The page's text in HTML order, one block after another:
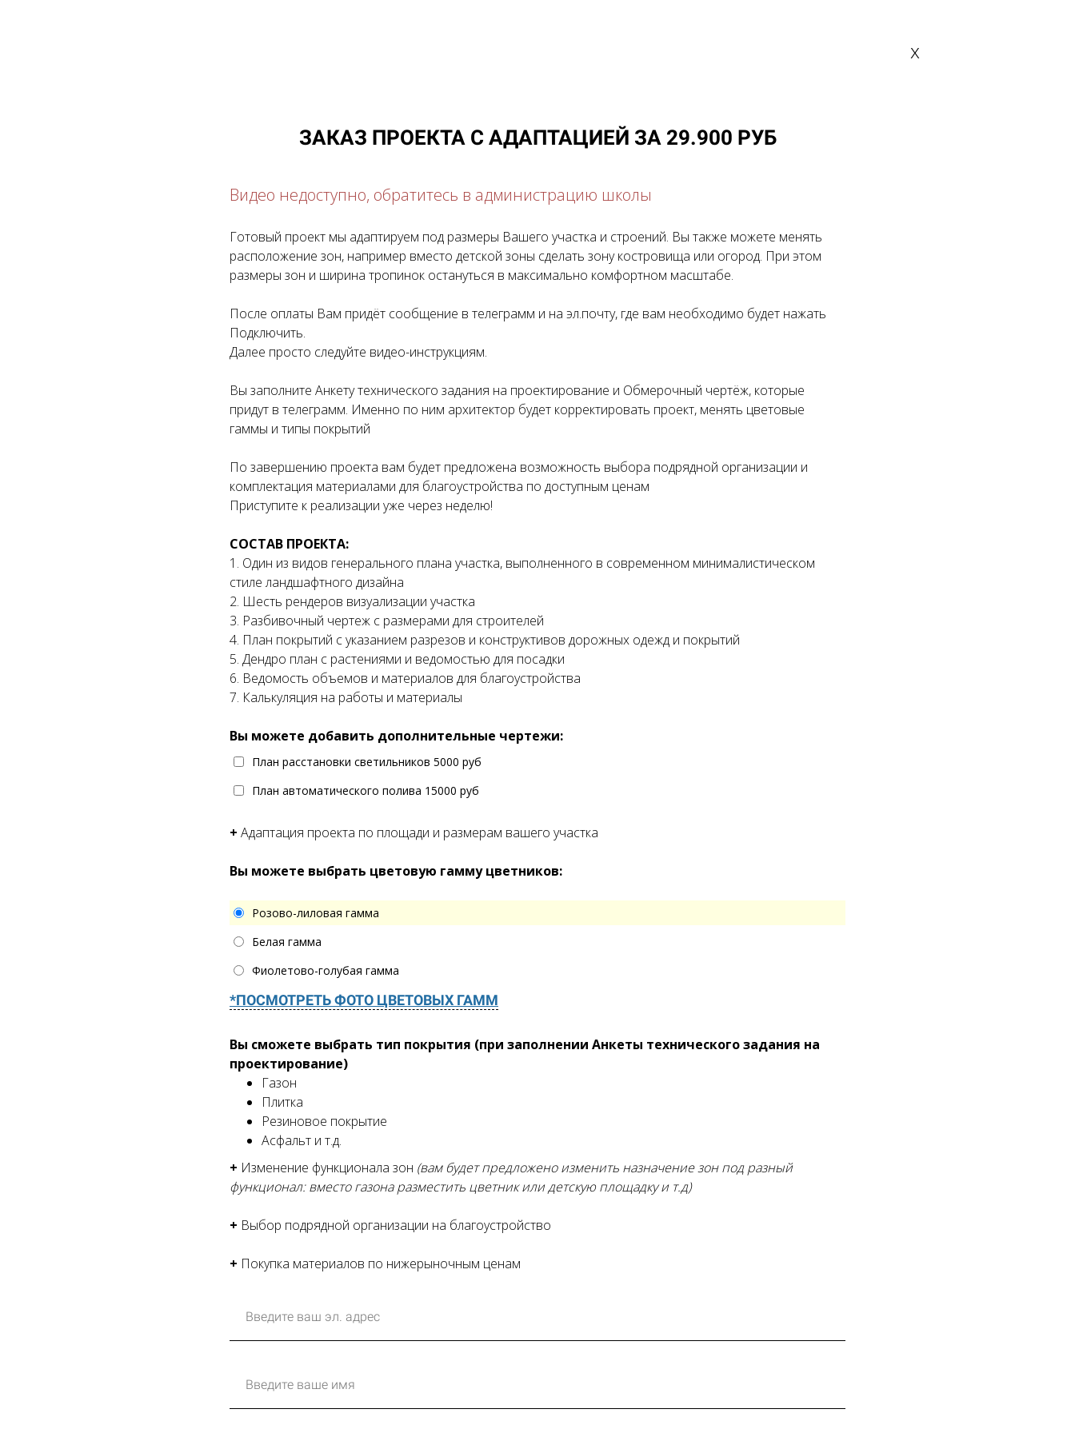
х
ЗАКАЗ ПРОЕКТА С АДАПТАЦИЕЙ ЗА 29.900 РУБ
Видео недоступно, обратитесь в администрацию школы
Готовый проект мы адаптируем под размеры Вашего участка и строений. Вы также можете менять
расположение зон, например вместо детской зоны сделать зону костровища или огород. При этом
размеры зон и ширина тропинок остануться в максимально комфортном масштабе.
После оплаты Вам придёт сообщение в телеграмм и на эл.почту, где вам необходимо будет нажать
Подключить.
Далее просто следуйте видео-инструкциям.
Вы заполните Анкету технического задания на проектирование и Обмерочный чертёж, которые
придут в телеграмм. Именно по ним архитектор будет корректировать проект, менять цветовые
гаммы и типы покрытий
По завершению проекта вам будет предложена возможность выбора подрядной организации и
комплектация материалами для благоустройства по доступным ценам
Приступите к реализации уже через неделю!
СОСТАВ ПРОЕКТА:
1. Один из видов генерального плана участка, выполненного в современном минималистическом
стиле ландшафтного дизайна
2. Шесть рендеров визуализации участка
3. Разбивочный чертеж с размерами для строителей
4. План покрытий с указанием разрезов и конструктивов дорожных одежд и покрытий
5. Дендро план с растениями и ведомостью для посадки
6. Ведомость объемов и материалов для благоустройства
7. Калькуляция на работы и материалы
Вы можете добавить дополнительные чертежи:
План расстановки светильников 5000 руб
План автоматического полива 15000 руб
+ Адаптация проекта по площади и размерам вашего участка
Вы можете выбрать цветовую гамму цветников:
Розово-лиловая гамма
Белая гамма
Фиолетово-голубая гамма
*ПОСМОТРЕТЬ ФОТО ЦВЕТОВЫХ ГАММ
Вы сможете выбрать тип покрытия (при заполнении Анкеты технического задания на
проектирование)
Газон
Плитка
Резиновое покрытие
Асфальт и т.д.
+ Изменение функционала зон (вам будет предложено изменить назначение зон под разный
функционал: вместо газона разместить цветник или детскую площадку и т.д)
+ Выбор подрядной организации на благоустройство
+ Покупка материалов по нижерыночным ценам